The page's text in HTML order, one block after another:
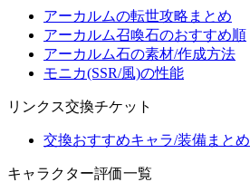
アーカルムの転世攻略まとめ
アーカルム召喚石のおすすめ順
アーカルム石の素材/作成方法
モニカ(SSR/風)の性能
リンクス交換チケット
交換おすすめキャラ/装備まとめ
キャラクター評価一覧